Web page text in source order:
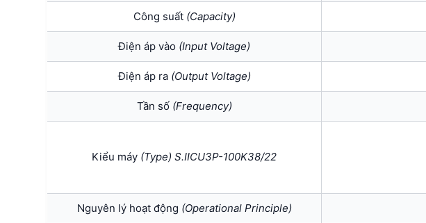
Công suất (Capacity)
Điện áp vào (Input Voltage)
Điện áp ra (Output Voltage)
Tần số (Frequency)
Kiểu máy (Type) S.IICU3P-100K38/22
Nguyên lý hoạt động (Operational Principle)